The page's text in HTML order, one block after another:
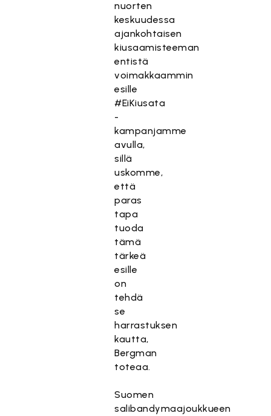
nuorten
keskuudessa
ajankohtaisen
kiusaamisteeman
entistä
voimakkaammin
esille
#EiKiusata
-
kampanjamme
avulla,
sillä
uskomme,
että
paras
tapa
tuoda
tämä
tärkeä
esille
on
tehdä
se
harrastuksen
kautta,
Bergman
toteaa.
Suomen
salibandymaajoukkueen